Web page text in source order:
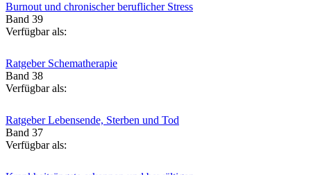
Burnout und chronischer beruflicher Stress
Band 39
Verfügbar als:
Ratgeber Schematherapie
Band 38
Verfügbar als:
Ratgeber Lebensende, Sterben und Tod
Band 37
Verfügbar als: